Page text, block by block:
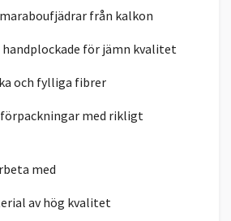
från kalkon
för jämn kvalitet
och fylliga fibrer
förpackningar med rikligt
med
av hög kvalitet